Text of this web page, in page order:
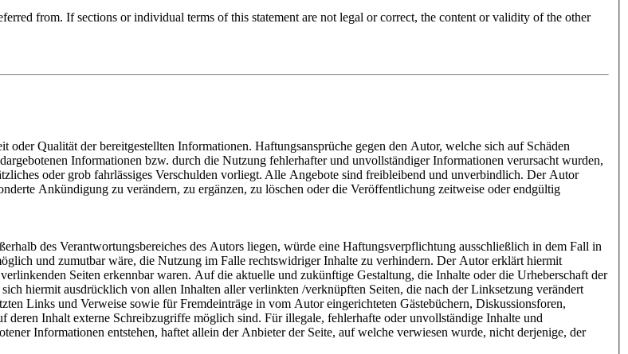
from. If sections or individual terms of this statement are not legal or correct, the content or validity of the other
Qualität der bereitgestellten Informationen. Haftungsansprüche gegen den Autor, welche sich auf Schäden
Informationen bzw. durch die Nutzung fehlerhafter und unvollständiger Informationen verursacht wurden,
oder grob fahrlässiges Verschulden vorliegt. Alle Angebote sind freibleibend und unverbindlich. Der Autor
Ankündigung zu verändern, zu ergänzen, zu löschen oder die Veröffentlichung zeitweise oder endgültig
des Verantwortungsbereiches des Autors liegen, würde eine Haftungsverpflichtung ausschließlich in dem Fall in
und zumutbar wäre, die Nutzung im Falle rechtswidriger Inhalte zu verhindern. Der Autor erklärt hiermit
Seiten erkennbar waren. Auf die aktuelle und zukünftige Gestaltung, die Inhalte oder die Urheberschaft der
hiermit ausdrücklich von allen Inhalten aller verlinkten /verknüpften Seiten, die nach der Linksetzung verändert
Links und Verweise sowie für Fremdeinträge in vom Autor eingerichteten Gästebüchern, Diskussionsforen,
Inhalt externe Schreibzugriffe möglich sind. Für illegale, fehlerhafte oder unvollständige Inhalte und
Informationen entstehen, haftet allein der Anbieter der Seite, auf welche verwiesen wurde, nicht derjenige, der